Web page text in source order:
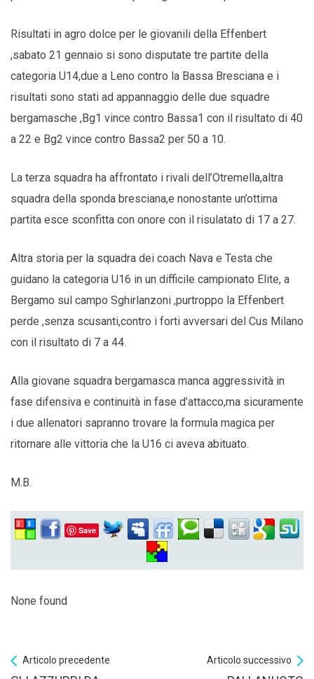
Risultati in agro dolce per le giovanili della Effenbert
,sabato 21 gennaio si sono disputate tre partite della
categoria U14,due a Leno contro la Bassa Bresciana e i
risultati sono stati ad appannaggio delle due squadre
bergamasche ,Bg1 vince contro Bassa1 con il risultato di 40
a 22 e Bg2 vince contro Bassa2 per 50 a 10.
La terza squadra ha affrontato i rivali dell’Otremella,altra
squadra della sponda bresciana,e nonostante un’ottima
partita esce sconfitta con onore con il risulatato di 17 a 27.
Altra storia per la squadra dei coach Nava e Testa che
guidano la categoria U16 in un difficile campionato Elite, a
Bergamo sul campo Sghirlanzoni ,purtroppo la Effenbert
perde ,senza scusanti,contro i forti avversari del Cus Milano
con il risultato di 7 a 44.
Alla giovane squadra bergamasca manca aggressività in
fase difensiva e continuità in fase d’attacco,ma sicuramente
i due allenatori sapranno trovare la formula magica per
ritornare alle vittoria che la U16 ci aveva abituato.
M.B.
Save
None found
Articolo precedente Articolo successivo